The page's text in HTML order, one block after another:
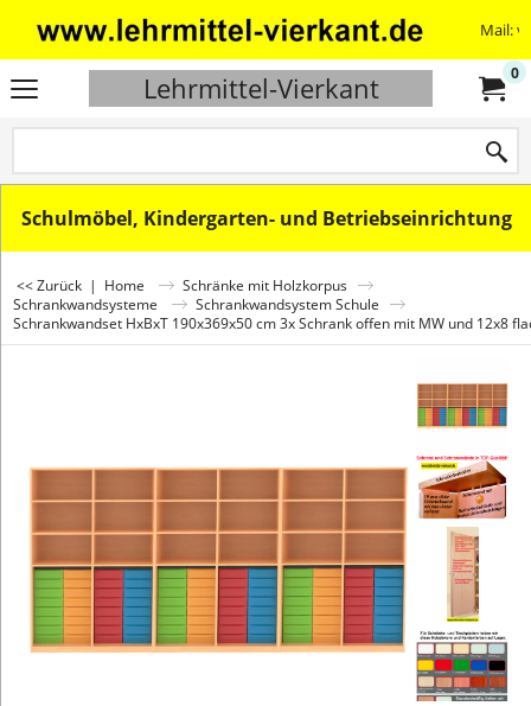
Mail:
Lehrmittel-Vierkant 0
Schulmöbel, Kindergarten- und Betriebseinrichtung
<< Zurück | Home
Schränke mit Holzkorpus
Schrankwandsysteme
Schrankwandsystem Schule
Schrankwandset HxBxT 190x369x50 cm 3x Schrank offen mit MW und 12x8